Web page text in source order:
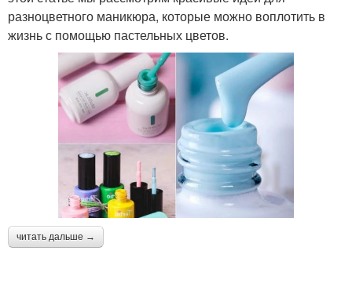
разноцветного маникюра, которые можно воплотить в
жизнь с помощью пастельных цветов.
читать дальше →